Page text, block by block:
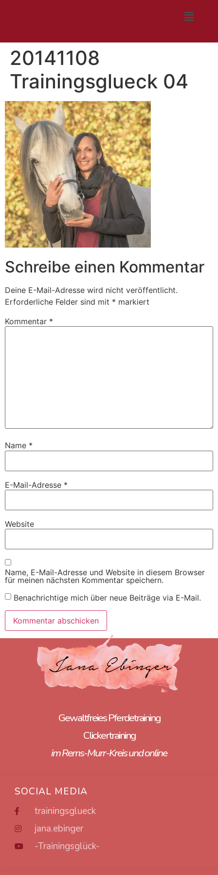
20141108
Trainingsglueck 04
Schreibe einen Kommentar
Deine E-Mail-Adresse wird nicht veröffentlicht.
Erforderliche Felder sind mit * markiert
Kommentar *
Name *
E-Mail-Adresse *
Website
Name, E-Mail-Adresse und Website in diesem Browser
für meinen nächsten Kommentar speichern.
Benachrichtige mich über neue Beiträge via E-Mail.
SOCIAL MEDIA
trainingsglueck
jana.ebinger
-Trainingsglück-
Gewaltfreies Pferdetraining
Clickertraining
im Rems-Murr-Kreis und online